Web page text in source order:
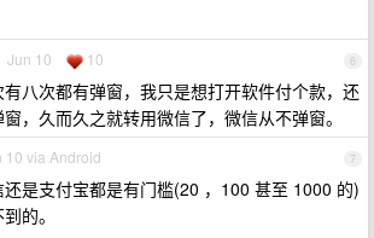
6
Jun 10 10
八次都有弹窗，我只是想打开软件付个款，还
，久而久之就转用微信了，微信从不弹窗。
7
10 via Android
是支付宝都是有门槛(20 ，100 甚至 1000 的)
的。